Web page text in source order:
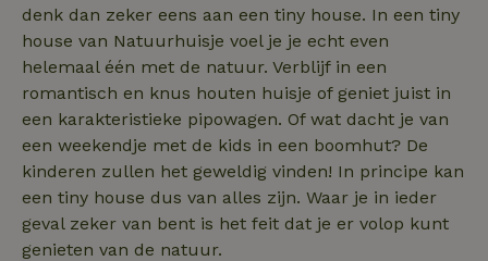
denk dan zeker eens aan een tiny house. In een tiny
house van Natuurhuisje voel je je echt even
helemaal één met de natuur. Verblijf in een
romantisch en knus houten huisje of geniet juist in
een karakteristieke pipowagen. Of wat dacht je van
een weekendje met de kids in een boomhut? De
kinderen zullen het geweldig vinden! In principe kan
een tiny house dus van alles zijn. Waar je in ieder
geval zeker van bent is het feit dat je er volop kunt
genieten van de natuur.
sqzl_session_id .natuurhuisje.nl
29 minuten
seconden
de
Google
Privacy Policy